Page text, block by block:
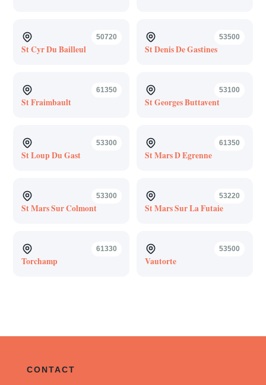
50720
St Cyr Du Bailleul
53500
St Denis De Gastines
61350
St Fraimbault
53100
St Georges Buttavent
53300
St Loup Du Gast
61350
St Mars D Egrenne
53300
St Mars Sur Colmont
53220
St Mars Sur La Futaie
61330
Torchamp
53500
Vautorte
CONTACT